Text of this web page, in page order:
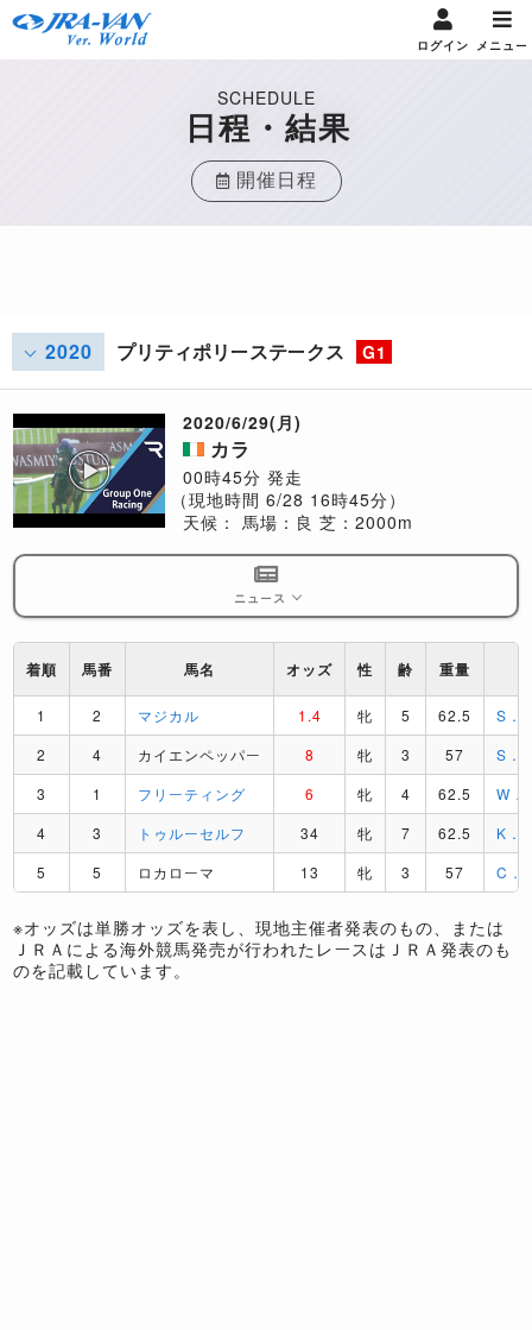
ログイン メニュー
SCHEDULE
日程・結果
開催日程
2020 プリティポリーステークス G1
2020/6/29(月)
カラ
00時45分 発走
（現地時間 6/28 16時45分）
天候： 馬場：良 芝：2000m
ニュース
着順 馬番 馬名 オッズ 性 齢 重量
1 2 マジカル 1.4 牝 5 62.5
S．
2
4 カイエンペッパー 8 牝 3 57
S．
3
1 フリーティング 6 牝 4 62.5
W．
4
3 トゥルーセルフ 34 牝 7 62.5
K．
5
5 ロカローマ 13 牝 3 57 C．
※オッズは単勝オッズを表し、現地主催者発表のもの、または
ＪＲＡによる海外競馬発売が行われたレースはＪＲＡ発表のも
のを記載しています。